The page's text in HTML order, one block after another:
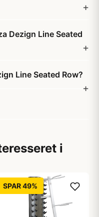
Dezign Line Seated
Line Seated Row?
i
SPAR 49%